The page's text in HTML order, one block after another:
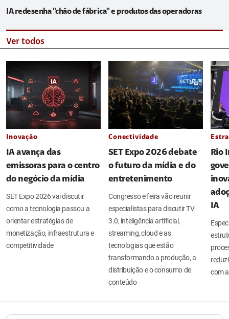
IA redesenha "chão de fábrica" e produtos das operadoras
Ver todos
Inovação
IA avança das
emissoras para o centro
do negócio da mídia
SET Expo 2026 vai discutir
como a tecnologia passou a
orientar estratégias de
monetização, infraestrutura e
competitividade
Conectividade
SET Expo 2026 debate
o futuro da mídia e do
entretenimento
Congresso e feira vão reunir
especialistas para discutir TV
3.0, inteligência artificial,
streaming, cloud e as
tecnologias que estão
transformando a produção, a
distribuição e o consumo de
conteúdo
Rio
IA
com